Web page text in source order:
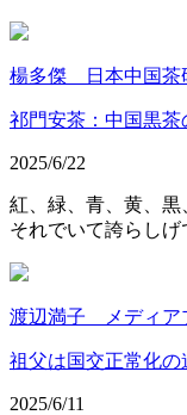
楊多傑 日本中国茶
祁門安茶：中国黒茶
2025/6/22
紅、緑、青、黄、
それでいて誇らしげ
渡辺満子 メディア
祖父は国交正常化
2025/6/11